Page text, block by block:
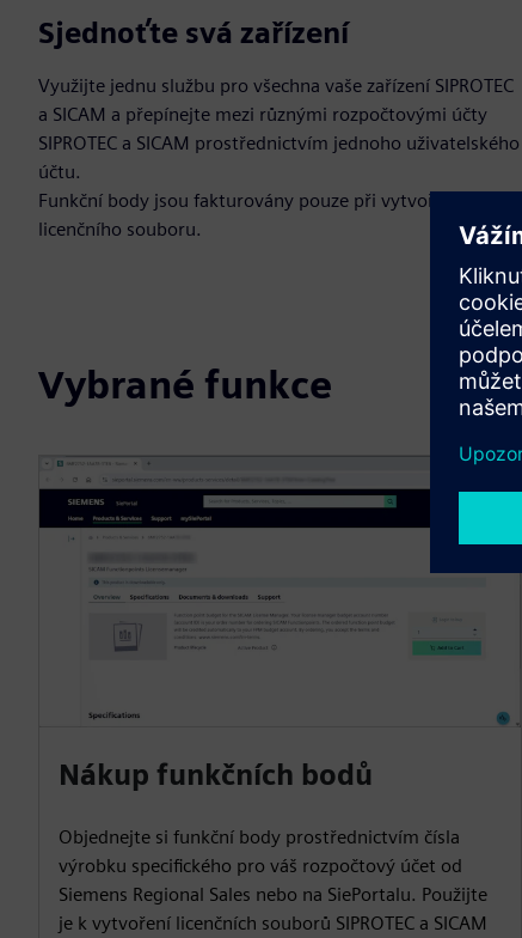
Sjednoťte svá zařízení
Využijte jednu službu pro všechna vaše zařízení SIPROTEC
a SICAM a přepínejte mezi různými rozpočtovými účty
SIPROTEC a SICAM prostřednictvím jednoho uživatelského
účtu.
Funkční body jsou fakturovány pouze při vytvoření
licenčního souboru.
Vybrané funkce
Nákup funkčních bodů
Objednejte si funkční body prostřednictvím čísla
výrobku specifického pro váš rozpočtový účet od
Siemens Regional Sales nebo na SiePortalu. Použijte
je k vytvoření licenčních souborů SIPROTEC a SICAM